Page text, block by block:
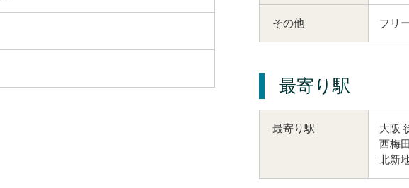
その他 フリ
最寄り駅
最寄り駅 大阪
西梅
北新